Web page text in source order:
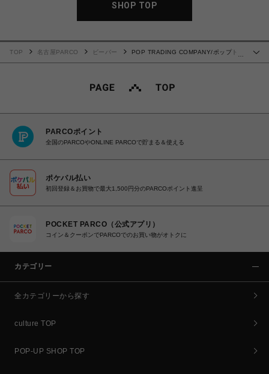
SHOP TOP
…
TOP 名古屋PARCO ビーバー
POP TRADING COMPANY/ポップトレ
PARCOポイント
全国のPARCOやONLINE PARCOで貯まる＆使える
ポケパル払い
初回登録＆お買物で最大1,500円分のPARCOポイント進呈
POCKET PARCO（公式アプリ）
コイン＆クーポンでPARCOでのお買い物がオトクに
カテゴリー
全カテゴリーから探す
culture TOP
POP-UP SHOP TOP